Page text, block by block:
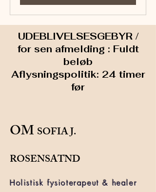
UDEBLIVELSESGEBYR /
for sen afmelding : Fuldt
beløb
Aflysningspolitik: 24 timer
før
OM SOFIA J.
ROSENSATND
Holistisk fysioterapeut & healer